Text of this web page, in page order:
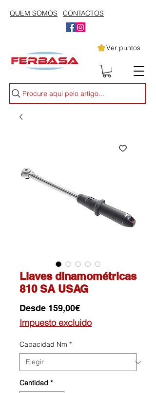
QUEM SOMOS CONTACTOS
Ver puntos
Procure aqui pelo artigo...
Llaves dinamométricas
810 SA USAG
Desde 159,00€Precio
de
oferta
Impuesto excluido
Capacidad Nm *
Cantidad *